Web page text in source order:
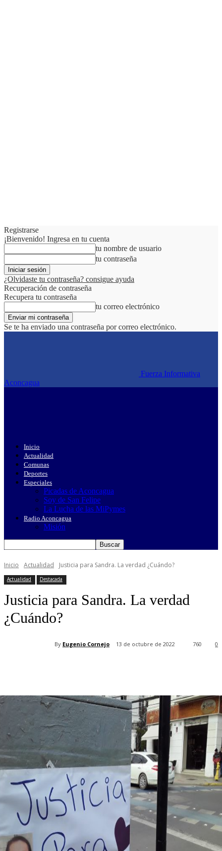
Registrarse
¡Bienvenido! Ingresa en tu cuenta
tu nombre de usuario
tu contraseña
¿Olvidaste tu contraseña? consigue ayuda
Recuperación de contraseña
Recupera tu contraseña
tu correo electrónico
Se te ha enviado una contraseña por correo electrónico.
Fuerza Informativa
Aconcagua
Inicio
Actualidad
Comunas
Deportes
Especiales
Picadas de Aconcagua
Soy de San Felipe
La Lucha de las MiPymes
Radio Aconcagua
Misión
Inicio Actualidad Justicia para Sandra. La verdad ¿Cuándo?
Actualidad Destacada
Justicia para Sandra. La verdad
¿Cuándo?
By Eugenio Cornejo 13 de octubre de 2022 0
760